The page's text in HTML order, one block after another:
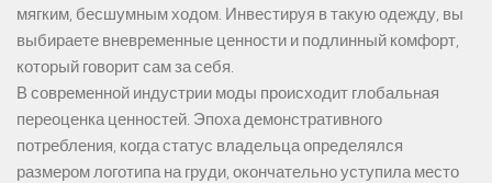
мягким, бесшумным ходом. Инвестируя в такую одежду, вы
выбираете вневременные ценности и подлинный комфорт,
который говорит сам за себя.
В современной индустрии моды происходит глобальная
переоценка ценностей. Эпоха демонстративного
потребления, когда статус владельца определялся
размером логотипа на груди, окончательно уступила место